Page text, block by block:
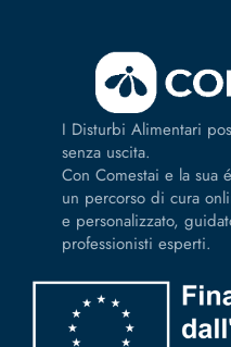
I Disturbi Alimentari
senza uscita.
Con Comestai e la
un percorso di cura
e personalizzato,
professionisti esperti.